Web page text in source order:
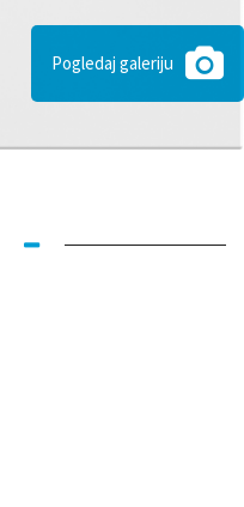
Pogledaj galeriju